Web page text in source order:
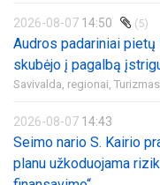
2026-08-07 14:50 (5)
Audros padariniai
skubėjo į pagalbą
Savivalda, regionai, Turizmas,
2026-08-07 14:43
Seimo nario S. Kairio
planu užkoduojama